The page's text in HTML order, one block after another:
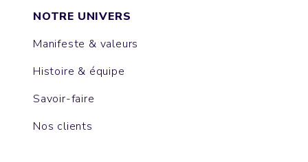
NOTRE UNIVERS
Manifeste & valeurs
Histoire & équipe
Savoir-faire
Nos clients